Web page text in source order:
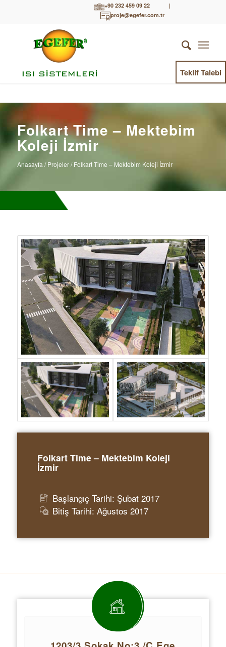
+90 232 459 09 22
|
proje@egefer.com.tr
Teklif Talebi
Folkart Time – Mektebim
Koleji İzmir
Anasayfa / Projeler / Folkart Time – Mektebim Koleji İzmir
Folkart Time – Mektebim Koleji
İzmir
Başlangıç Tarihi: Şubat 2017
Bitiş Tarihi: Ağustos 2017